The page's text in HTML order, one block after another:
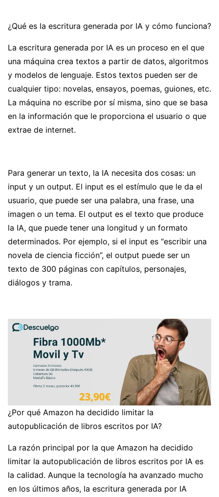
¿Qué es la escritura generada por IA y cómo funciona?
La escritura generada por IA es un proceso en el que
una máquina crea textos a partir de datos, algoritmos
y modelos de lenguaje. Estos textos pueden ser de
cualquier tipo: novelas, ensayos, poemas, guiones, etc.
La máquina no escribe por sí misma, sino que se basa
en la información que le proporciona el usuario o que
extrae de internet.
Para generar un texto, la IA necesita dos cosas: un
input y un output. El input es el estímulo que le da el
usuario, que puede ser una palabra, una frase, una
imagen o un tema. El output es el texto que produce
la IA, que puede tener una longitud y un formato
determinados. Por ejemplo, si el input es “escribir una
novela de ciencia ficción”, el output puede ser un
texto de 300 páginas con capítulos, personajes,
diálogos y trama.
¿Por qué Amazon ha decidido limitar la
autopublicación de libros escritos por IA?
La razón principal por la que Amazon ha decidido
limitar la autopublicación de libros escritos por IA es
la calidad. Aunque la tecnología ha avanzado mucho
en los últimos años, la escritura generada por IA